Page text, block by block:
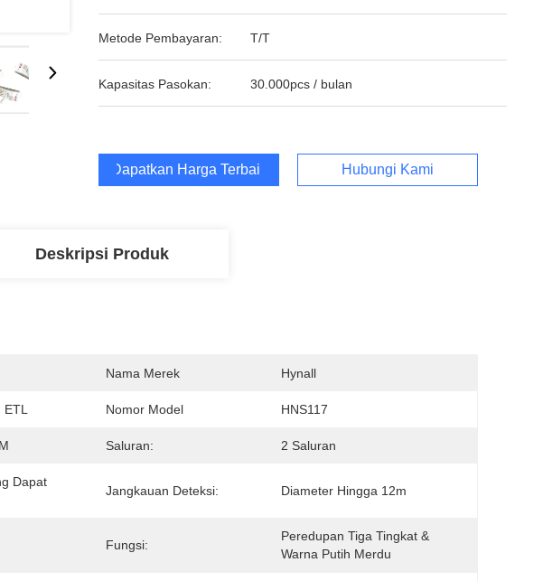
Metode Pembayaran: T/T
Kapasitas Pasokan: 30.000pcs / bulan
Dapatkan Harga Terbaik Hubungi Kami
Deskripsi Produk
Nama Merek Hynall
Nomor Model HNS117
Saluran: 2 Saluran
Dapat
Jangkauan Deteksi: Diameter Hingga 12m
Fungsi:
Peredupan Tiga Tingkat &
Warna Putih Merdu